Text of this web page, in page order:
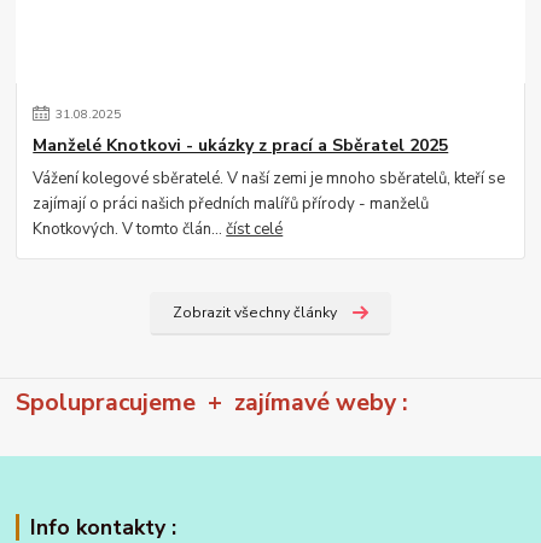
31.08.2025
Manželé Knotkovi - ukázky z prací a Sběratel 2025
Vážení kolegové sběratelé. V naší zemi je mnoho sběratelů, kteří se
zajímají o práci našich předních malířů přírody - manželů
Knotkových. V tomto člán...číst celé
Zobrazit všechny články
Spolupracujeme + zajímavé weby :
Info kontakty :